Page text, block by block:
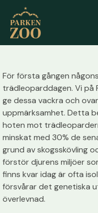
För första gången
trädleoparddagen. Vi på
ge dessa vackra och
uppmärksamhet. Detta
hoten mot
minskat med 30% de
grund av skogsskövling
förstör djurens miljöer
finns kvar idag är ofta
försvårar det genetiska
överlevnad.